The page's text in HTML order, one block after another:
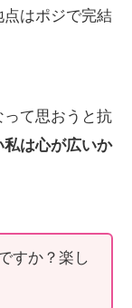
はポジで完結
て思おうと抗
は心が広いか
すか？楽し